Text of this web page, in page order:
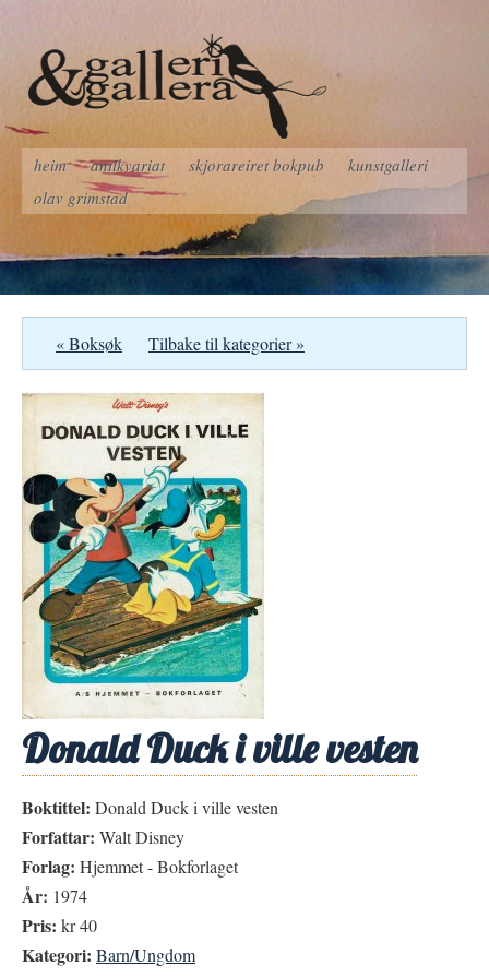
heim antikvariat skjorareiret bokpub
kunstgalleri
olav grimstad
« Boksøk Tilbake til kategorier »
Donald Duck i ville vesten
Boktittel: Donald Duck i ville vesten
Forfattar: Walt Disney
Forlag: Hjemmet - Bokforlaget
År: 1974
Pris: kr 40
Kategori: Barn/Ungdom